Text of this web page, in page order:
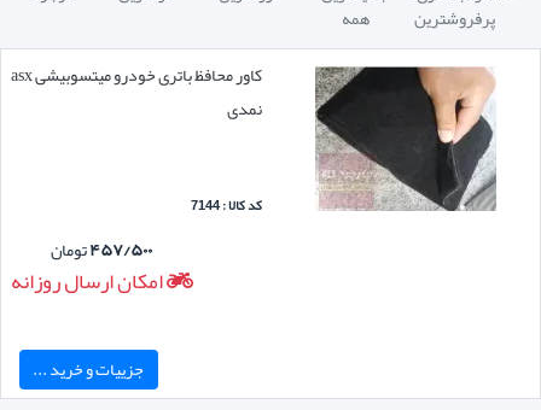
پرفروشترین
همه
کاور محافظ باتری خودرو میتسوبیشی asx
نمدی
کد کالا : 7144
۴۵۷/۵۰۰تومان
امکان ارسال روزانه
جزییات و خرید ...